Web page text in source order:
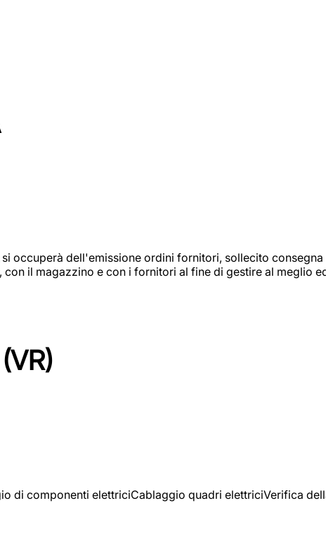
occuperà dell'emissione ordini fornitori, sollecito consegna
il magazzino e con i fornitori al fine di gestire al meglio
di componenti elettriciCablaggio quadri elettriciVerifica